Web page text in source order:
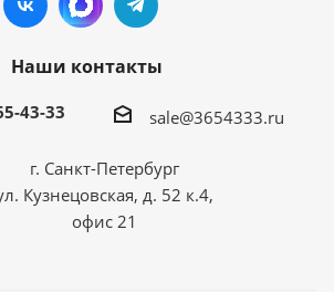
Наши контакты
43-33 sale@3654333.ru
г. Санкт-Петербург
Кузнецовская, д. 52 к.4,
офис 21